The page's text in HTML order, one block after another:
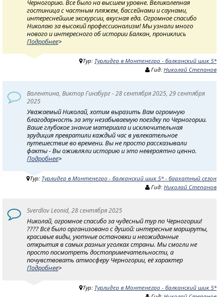
Черногорию. Все было на высшем уровне. Великолепная
гостиница с частным пляжем, бассейнами и саунами,
интереснейшие экскурсии, вкусная еда. Огромное спасибо
Николаю за высокий профессионализм! Мы узнали много
нового и интересного об истории Балкан, прониклись
Подробнее>
Тур: Турлидер в Монтенегро - балканский шик 5*
Гид: Николай Степанов
Валентина, Виктор Гинзбург - 28 сентября 2025, 29 сентября
2025
Уважаемый Николай, хотим выразить Вам огромную
благодарность за эту незабываемую поездку по Черногории.
Ваше глубокое знание материала и исключительная
эрудиция превратили каждый час в увлекательное
путешествие во времени. Вы не просто рассказывали
факты - Вы оживляли историю и это невероятно ценно.
Подробнее>
Тур: Турлидер в Монтенегро - балканский шик 5* - бархатный сезон
Гид: Николай Степанов
Sverdlov Leonid, 28 сентября 2025
Николай, огромное спасибо за чудесный тур по Черногории!
???? Всё было организовано с душой: интересные маршруты,
красивые виды, уютные остановки и неожиданные
открытия в самых разных уголках страны. Мы смогли не
просто посмотреть достопримечательности, а
почувствовать атмосферу Черногории, её характер
Подробнее>
Тур: Турлидер в Монтенегро - балканский шик 5*